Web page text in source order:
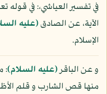
في تفسير العياشي،: في قوله
الآية، عن الصادق(عليه
الإسلام.
و عن الباقر(عليه السلام):
منها قص الشارب و قلم